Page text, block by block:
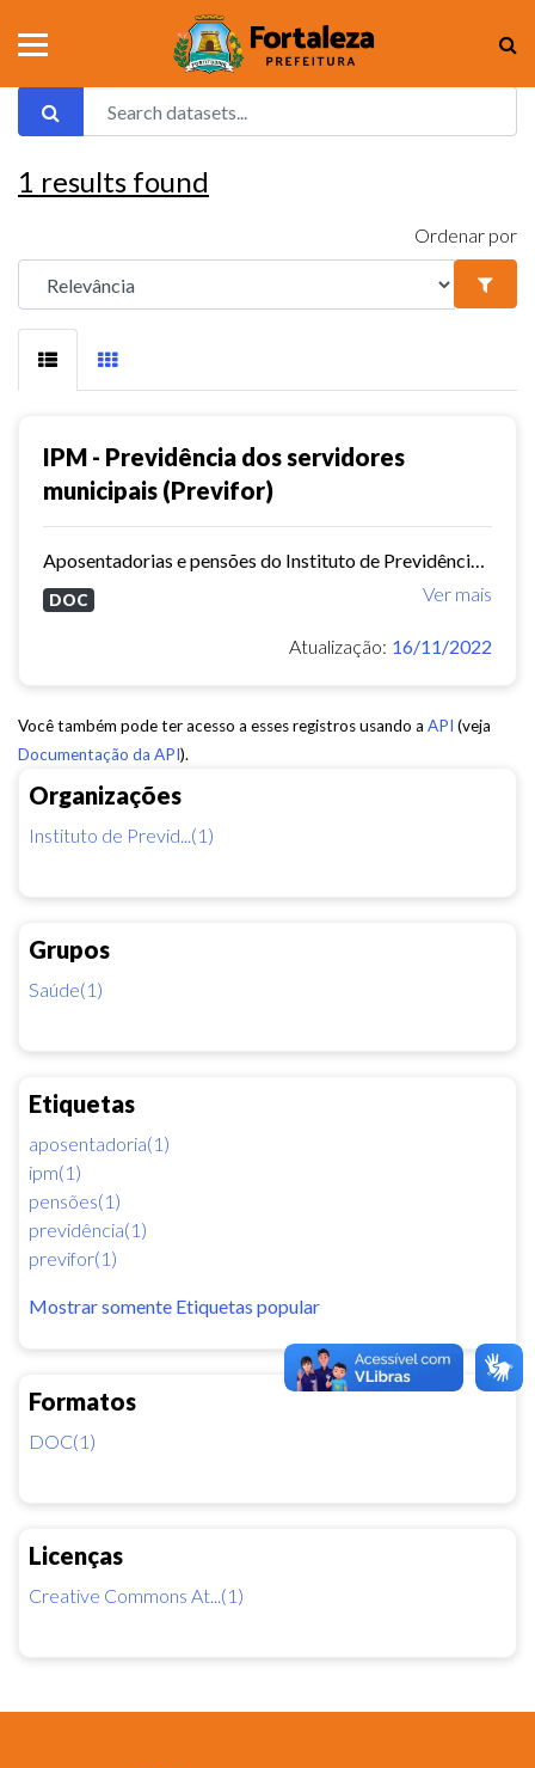
Organizações
Instituto de Previd...(1)
Grupos
Saúde(1)
Etiquetas
aposentadoria(1)
ipm(1)
pensões(1)
previdência(1)
previfor(1)
Mostrar somente Etiquetas popular
Formatos
DOC(1)
Licenças
Creative Commons At...(1)
1 results found
Ordenar por
IPM - Previdência dos servidores
municipais (Previfor)
Ver mais
DOC
Atualização: 16/11/2022
Você também pode ter acesso a esses registros usando a API (veja
Documentação da API).